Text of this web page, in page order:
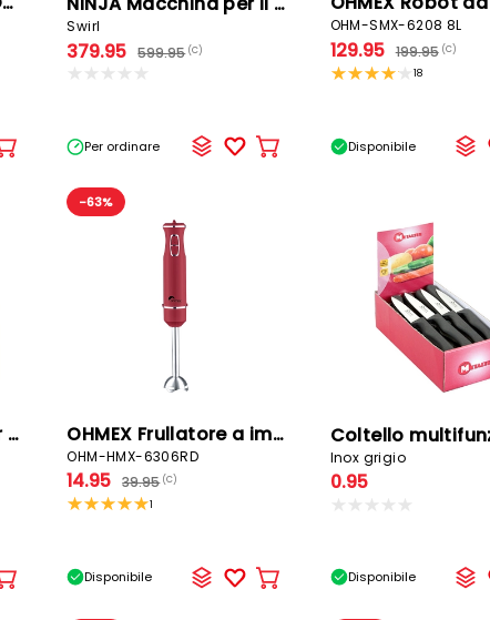
Aggiungere
carrello
Swirl
379.95 599.95 (C)
Per ordinare Aggiungere
OHM-SMX-6208 8L
129.95 199.95 (C)
18
Disponibile
OHMEX Macchina per il ghiaccio
Aggiungere
-63%
OHMEX Frullatore a immersione
OHM-HMX-6306RD
14.95 39.95 (C)
1
Disponibile Aggiungere
Inox grigio
0.95
Disponibile